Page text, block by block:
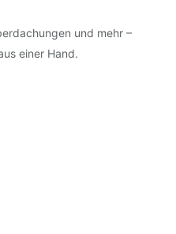
und mehr –
einer Hand.